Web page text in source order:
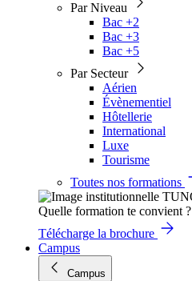
Par Niveau
Bac +2
Bac +3
Bac +5
Par Secteur
Aérien
Évènementiel
Hôtellerie
International
Luxe
Tourisme
Toutes nos formations
Quelle formation te convient ?
Télécharge la brochure
Campus
Campus